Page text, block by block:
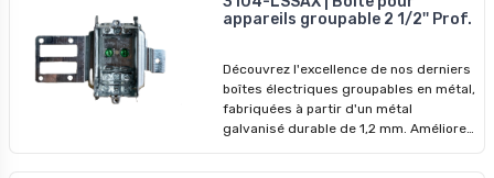
cas dans les constructions modernes.
2 po, P 2-1 ⁄2 po - Volume : 16 po cu -
Pinces pour câble armé ou câble sous
gaine non métallique. - Ganglable -
Conception encastrée de 1 pouce : Idéal
appareils groupable 2 1/2'' Prof.
Découvrez l'excellence de nos derniers
boîtes électriques groupables en métal,
fabriquées à partir d'un métal
galvanisé durable de 1,2 mm. Améliorez